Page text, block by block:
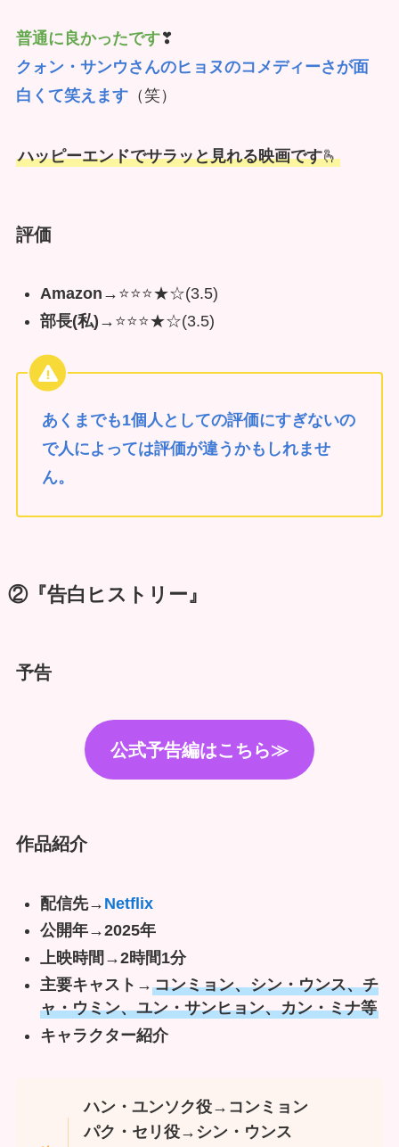
普通に良かったです❣
クォン・サンウさんのヒョヌのコメディーさが面
白くて笑えます（笑）
ハッピーエンドでサラッと見れる映画です🫰
評価
Amazon→ ⭐️⭐️⭐️★☆(3.5)
部長(私)→ ⭐️⭐️⭐️★☆(3.5)
あくまでも1個人としての評価にすぎないの
で人によっては評価が違うかもしれませ
ん。
②『告白ヒストリー』
予告
公式予告編はこちら≫
作品紹介
配信先→ Netflix
公開年→2025年
上映時間→2時間1分
主要キャスト→ コンミョン、シン・ウンス、チ
ャ・ウミン、ユン・サンヒョン、カン・ミナ等
キャラクター紹介
ハン・ユンソク役→コンミョン
パク・セリ役→シン・ウンス